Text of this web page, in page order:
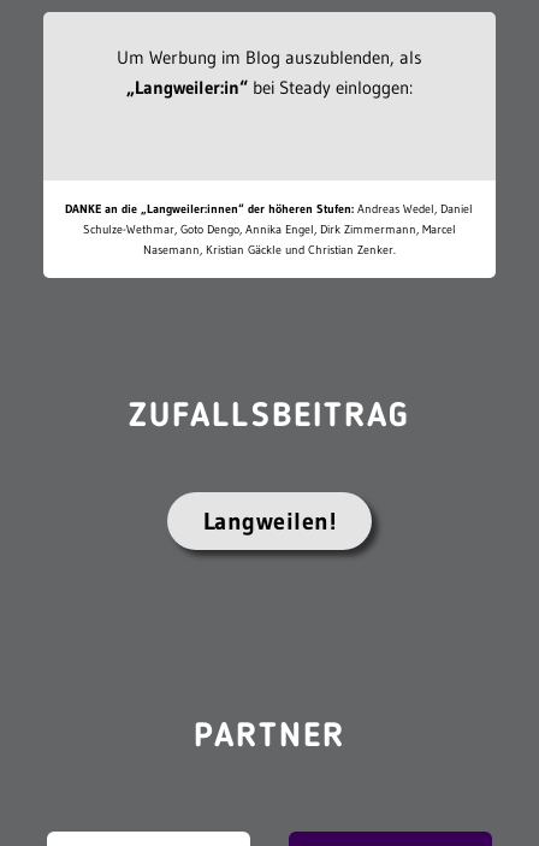
Um Werbung im Blog auszublenden, als
„Langweiler:in“bei Steady einloggen:
DANKE an die „Langweiler:innen“ der höheren Stufen: Andreas Wedel, Daniel
Schulze-Wethmar, Goto Dengo, Annika Engel, Dirk Zimmermann, Marcel
Nasemann, Kristian Gäckle und Christian Zenker.
ZUFALLSBEITRAG
Langweilen!
PARTNER